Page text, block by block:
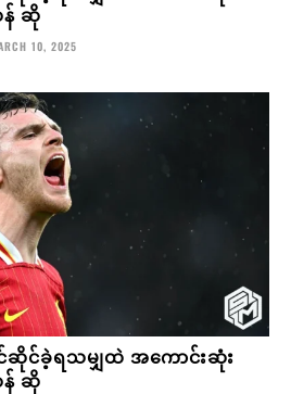
ဆို
10, 2025
င်ခဲ့ရသမျှထဲ အကောင်းဆုံး
ဆို